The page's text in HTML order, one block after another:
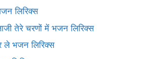
लिरिक्स
तेरे चरणों में भजन लिरिक्स
ले भजन लिरिक्स